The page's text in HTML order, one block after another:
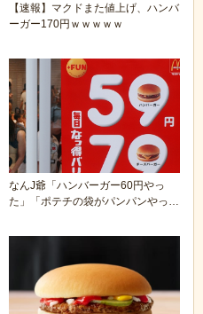
【速報】マクドまた値上げ、ハンバ
ーガー170円ｗｗｗｗｗ
なんJ爺「ハンバーガー60円やっ
た」「ポテチの袋がパンパンやっ